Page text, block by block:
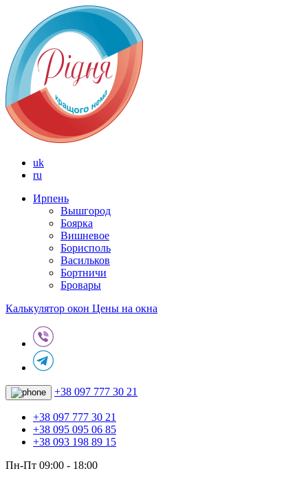
uk
ru
Ирпень
Вышгород
Боярка
Вишневое
Борисполь
Васильков
Бортничи
Бровары
Калькулятор окон Цены на окна
+38 097 777 30 21
+38 097 777 30 21
+38 095 095 06 85
+38 093 198 89 15
Пн-Пт 09:00 - 18:00